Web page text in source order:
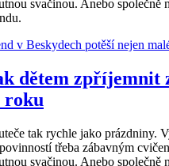
svačinou. Anebo společně
dětem zpříjemnit
roku
tak rychle jako prázdniny.
třeba zábavným
svačinou. Anebo společně